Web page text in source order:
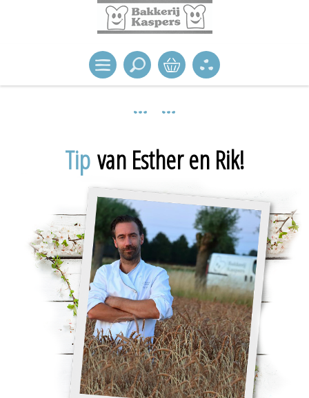
Tipvan Esther en Rik!